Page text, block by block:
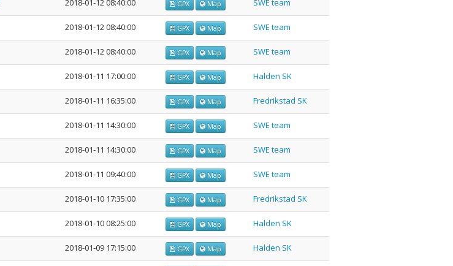
2018-01-12 08:40:00 GPX Map SWE team
2018-01-12 08:40:00 GPX Map SWE team
2018-01-12 08:40:00 GPX Map SWE team
2018-01-11 17:00:00 GPX Map Halden SK
2018-01-11 16:35:00 GPX Map Fredrikstad SK
2018-01-11 14:30:00 GPX Map SWE team
2018-01-11 14:30:00 GPX Map SWE team
2018-01-11 09:40:00 GPX Map SWE team
2018-01-10 17:35:00 GPX Map Fredrikstad SK
2018-01-10 08:25:00 GPX Map Halden SK
2018-01-09 17:15:00 GPX Map Halden SK